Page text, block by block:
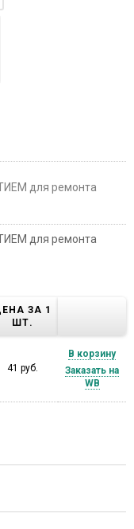
для ремонта
для ремонта
ЗА 1
ШТ.
41 руб.
В корзину
Заказать на
WB